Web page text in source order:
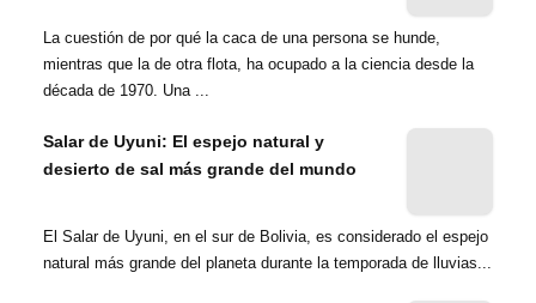
La cuestión de por qué la caca de una persona se hunde,
mientras que la de otra flota, ha ocupado a la ciencia desde la
década de 1970. Una ...
Salar de Uyuni: El espejo natural y
desierto de sal más grande del mundo
El Salar de Uyuni, en el sur de Bolivia, es considerado el espejo
natural más grande del planeta durante la temporada de lluvias...